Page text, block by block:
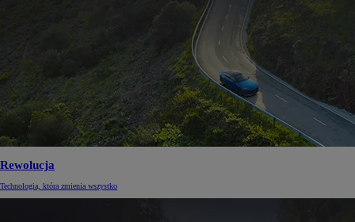
Rewolucja
Technologia, która zmienia wszystko